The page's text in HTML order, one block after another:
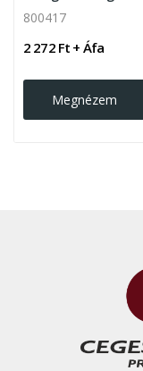
800417
2 272 Ft + Áfa
Megnézem